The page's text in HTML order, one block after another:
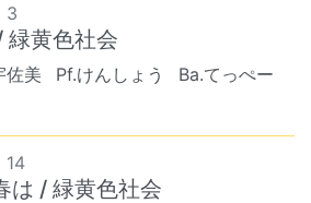
3
緑黄色社会
佐美 Pf.けんしょう
Ba.てっぺー
14
は / 緑黄色社会